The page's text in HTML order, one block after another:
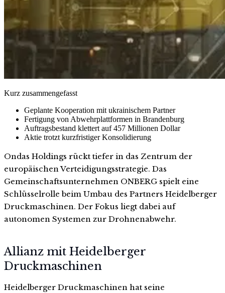
Kurz zusammengefasst
Geplante Kooperation mit ukrainischem Partner
Fertigung von Abwehrplattformen in Brandenburg
Auftragsbestand klettert auf 457 Millionen Dollar
Aktie trotzt kurzfristiger Konsolidierung
Ondas Holdings rückt tiefer in das Zentrum der
europäischen Verteidigungsstrategie. Das
Gemeinschaftsunternehmen ONBERG spielt eine
Schlüsselrolle beim Umbau des Partners Heidelberger
Druckmaschinen. Der Fokus liegt dabei auf
autonomen Systemen zur Drohnenabwehr.
Allianz mit Heidelberger
Druckmaschinen
Heidelberger Druckmaschinen hat seine